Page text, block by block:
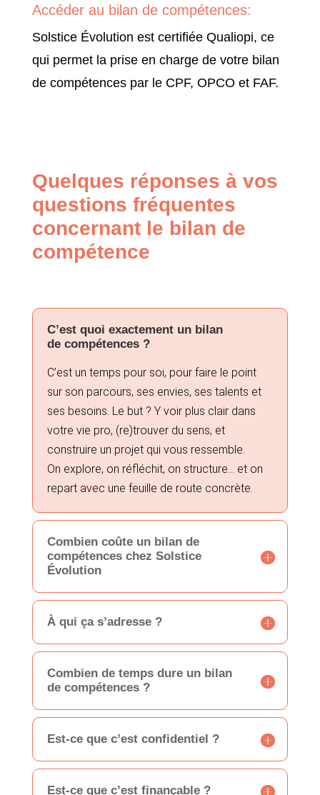
Accéder au bilan de compétences:
Solstice Évolution est certifiée Qualiopi, ce
qui permet la prise en charge de votre bilan
de compétences par le CPF, OPCO et FAF.
Quelques réponses à vos
questions fréquentes
concernant le bilan de
compétence
C’est quoi exactement un bilan
de compétences ?
C’est un temps pour soi, pour faire le point
sur son parcours, ses envies, ses talents et
ses besoins. Le but ? Y voir plus clair dans
votre vie pro, (re)trouver du sens, et
construire un projet qui vous ressemble.
On explore, on réfléchit, on structure… et on
repart avec une feuille de route concrète.
Combien coûte un bilan de
compétences chez Solstice
Évolution
À qui ça s’adresse ?
Combien de temps dure un bilan
de compétences ?
Est-ce que c’est confidentiel ?
Est-ce que c’est finançable ?